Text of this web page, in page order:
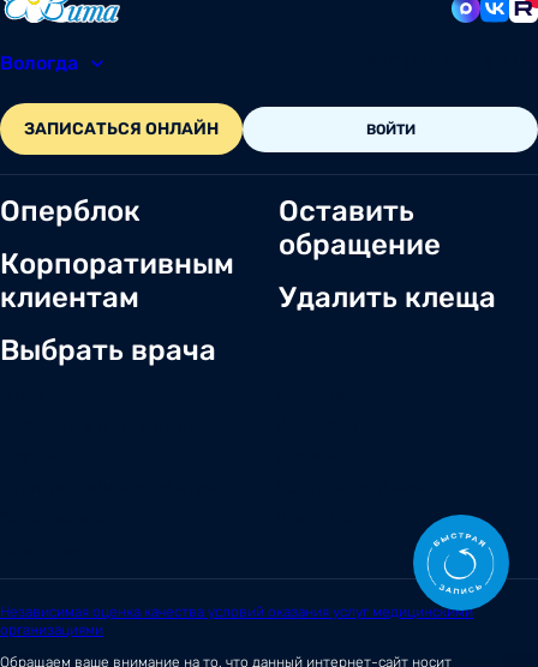
Вологда
ЗАПИСАТЬСЯ ОНЛАЙН ВОЙТИ
Оперблок
Корпоративным
клиентам
Выбрать врача
Оставить
обращение
Удалить клеща
Независимая оценка качества условий оказания услуг медицинскими
организациями
Обращаем ваше внимание на то, что данный интернет-сайт носит